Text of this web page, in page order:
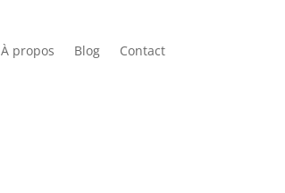
À propos Blog Contact